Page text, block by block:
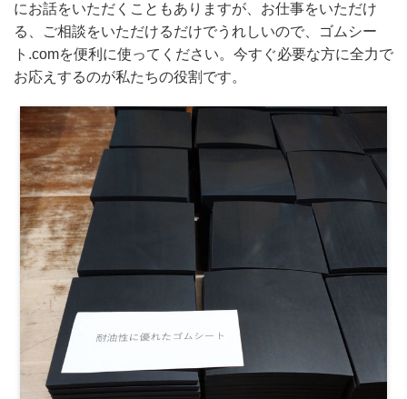
にお話をいただくこともありますが、お仕事をいただけ
る、ご相談をいただけるだけでうれしいので、ゴムシー
ト.comを便利に使ってください。今すぐ必要な方に全力で
お応えするのが私たちの役割です。